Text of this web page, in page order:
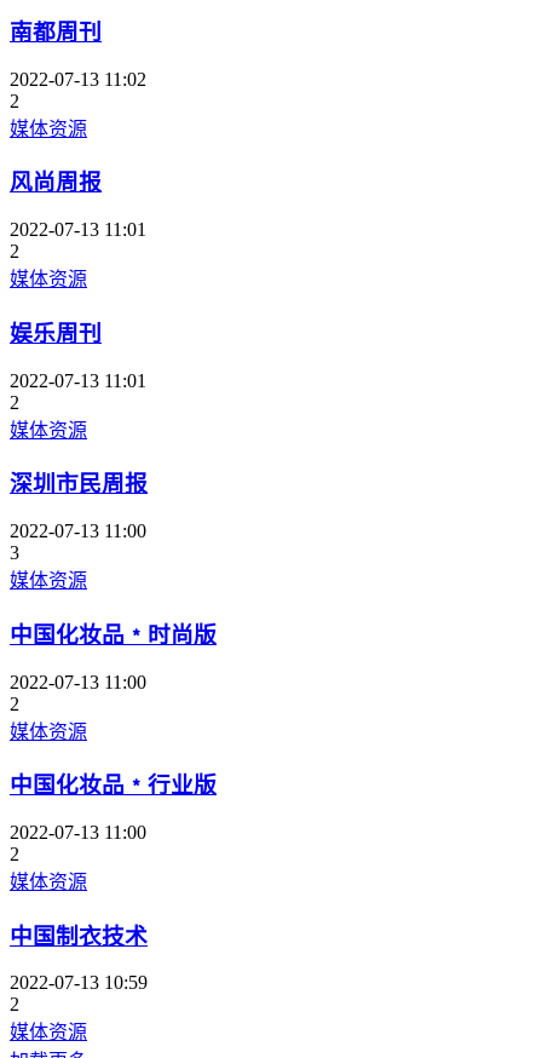
南都周刊
2022-07-13 11:02
2
媒体资源
风尚周报
2022-07-13 11:01
2
媒体资源
娱乐周刊
2022-07-13 11:01
2
媒体资源
深圳市民周报
2022-07-13 11:00
3
媒体资源
中国化妆品﹡时尚版
2022-07-13 11:00
2
媒体资源
中国化妆品﹡行业版
2022-07-13 11:00
2
媒体资源
中国制衣技术
2022-07-13 10:59
2
媒体资源